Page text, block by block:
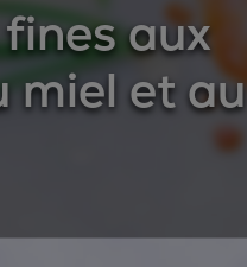
aux
miel et au